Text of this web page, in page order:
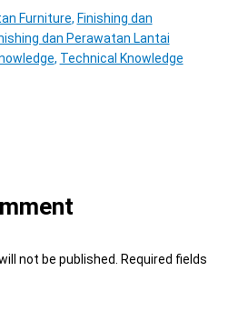
Furniture, Finishing dan
dan Perawatan Lantai
, Technical Knowledge
not be published.
Required fields